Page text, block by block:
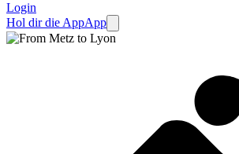
Login
Hol dir die AppApp